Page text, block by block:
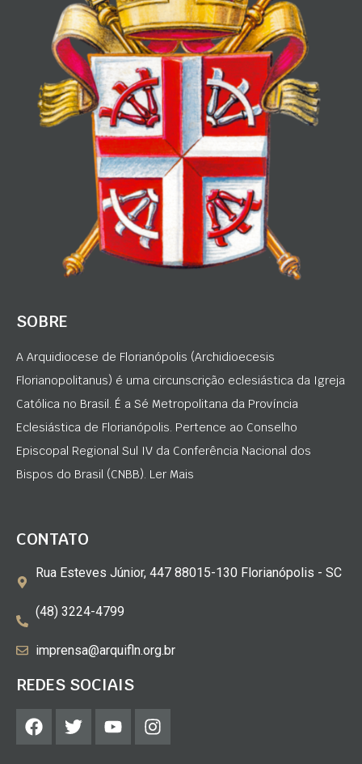
SOBRE
A Arquidiocese de Florianópolis (Archidioecesis
Florianopolitanus) é uma circunscrição eclesiástica da Igreja
Católica no Brasil. É a Sé Metropolitana da Província
Eclesiástica de Florianópolis. Pertence ao Conselho
Episcopal Regional Sul IV da Conferência Nacional dos
Bispos do Brasil (CNBB). Ler Mais
CONTATO
Rua Esteves Júnior, 447 88015-130 Florianópolis - SC
(48) 3224-4799
imprensa@arquifln.org.br
REDES SOCIAIS